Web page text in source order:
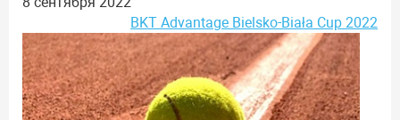
BKT Advantage Bielsko-Biała Cup 2022